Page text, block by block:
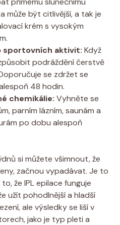
může být citlivější, a tak je
krém s vysokým
sportovních aktivit: Když
podráždění čerstvě
se zdržet se
48 hodin.
chemikálie: Vyhněte se
parním lázním, saunám a
po dobu alespoň
si můžete všimnout, že
začnou vypadávat. Je to
že IPL epilace funguje
užít pohodlnější a hladší
ale výsledky se liší v
jako je typ pleti a